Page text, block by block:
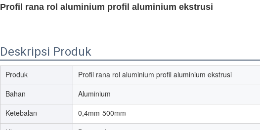
Profil rana rol aluminium profil aluminium ekstrusi
Deskripsi Produk
Produk
Profil rana rol aluminium profil aluminium ekstrusi
Bahan
Aluminium
Ketebalan
0,4mm-500mm